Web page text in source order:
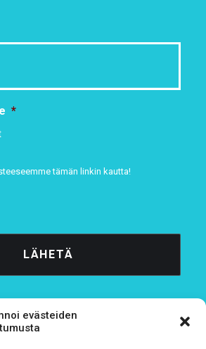
evästeiden
*
tämän linkin kautta!